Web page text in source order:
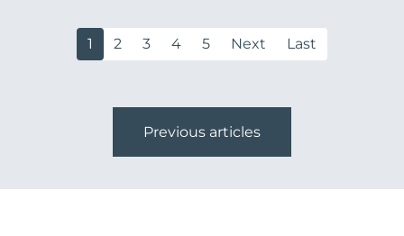
1 2 3 4 5 Next Last
Previous articles